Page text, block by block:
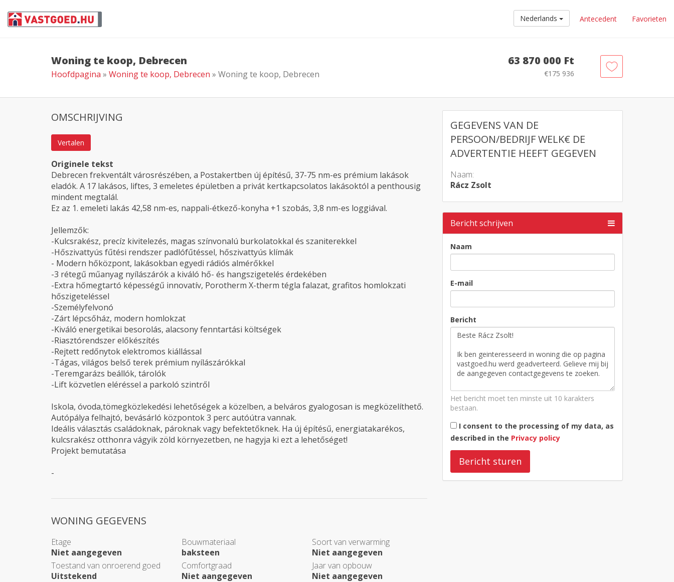
Nederlands Antecedent Favorieten
Woning te koop, Debrecen
Hoofdpagina » Woning te koop, Debrecen » Woning te koop, Debrecen
63 870 000 Ft
€175 936
GEGEVENS VAN DE
PERSOON/BEDRIJF WELK€ DE
ADVERTENTIE HEEFT GEGEVEN
Naam:
Rácz Zsolt
Bericht schrijven
Naam
E-mail
Bericht
Het bericht moet ten minste uit 10 karakters
bestaan.
I consent to the processing of my data, as
described in the Privacy policy
Bericht sturen
OMSCHRIJVING
Vertalen
Originele tekst
Debrecen frekventált városrészében, a Postakertben új építésű, 37-75 nm-es prémium lakások
eladók. A 17 lakásos, liftes, 3 emeletes épületben a privát kertkapcsolatos lakásoktól a penthousig
mindent megtalál.
Ez az 1. emeleti lakás 42,58 nm-es, nappali-étkező-konyha +1 szobás, 3,8 nm-es loggiával.
Jellemzők:
-Kulcsrakész, precíz kivitelezés, magas színvonalú burkolatokkal és szaniterekkel
-Hőszivattyús fűtési rendszer padlófűtéssel, hőszivattyús klímák
- Modern hőközpont, lakásokban egyedi rádiós almérőkkel
-3 rétegű műanyag nyílászárók a kiváló hő- és hangszigetelés érdekében
-Extra hőmegtartó képességű innovatív, Porotherm X-therm tégla falazat, grafitos homlokzati
hőszigeteléssel
-Személyfelvonó
-Zárt lépcsőház, modern homlokzat
-Kiváló energetikai besorolás, alacsony fenntartási költségek
-Riasztórendszer előkészítés
-Rejtett redőnytok elektromos kiállással
-Tágas, világos belső terek prémium nyílászárókkal
-Teremgarázs beállók, tárolók
-Lift közvetlen eléréssel a parkoló szintről
Iskola, óvoda,tömegközlekedési lehetőségek a közelben, a belváros gyalogosan is megközelíthető.
Autópálya felhajtó, bevásárló központok 3 perc autóútra vannak.
Ideális választás családoknak, pároknak vagy befektetőknek. Ha új építésű, energiatakarékos,
kulcsrakész otthonra vágyik zöld környezetben, ne hagyja ki ezt a lehetőséget!
Projekt bemutatása
-
WONING GEGEVENS
Etage
Niet aangegeven
Bouwmateriaal
baksteen
Soort van verwarming
Niet aangegeven
Toestand van onroerend goed
Uitstekend
Comfortgraad
Niet aangegeven
Jaar van opbouw
Niet aangegeven